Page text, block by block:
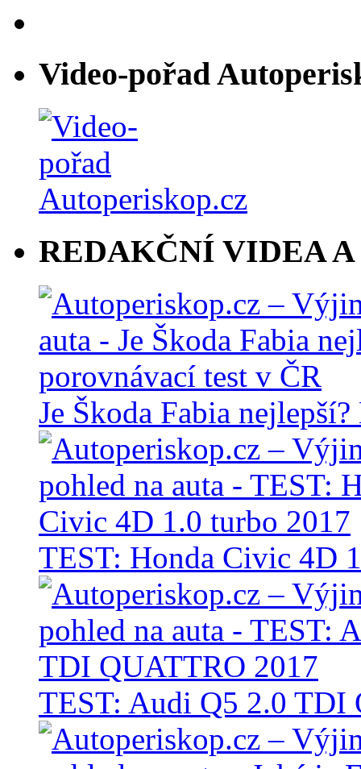
Video-pořad
REDAKČNÍ VIDEA A
Je Škoda Fabia
TEST: Honda Civic 4D
TEST: Audi Q5 2.0 TDI